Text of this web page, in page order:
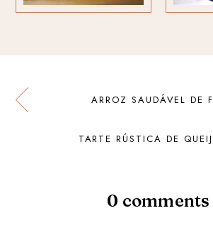
ARROZ SAUDÁVEL DE
TARTE RÚSTICA DE
0 comments